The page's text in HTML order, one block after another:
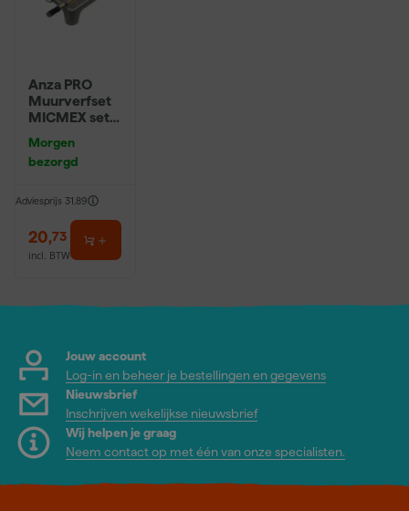
Anza PRO
Muurverfset
MICMEX set
Morgen
bezorgd
Adviesprijs 31,89
20,73
incl. BTW
Jouw account
Log-in en beheer je bestellingen en gegevens
Nieuwsbrief
Inschrijven wekelijkse nieuwsbrief
Wij helpen je graag
Neem contact op met één van onze specialisten.